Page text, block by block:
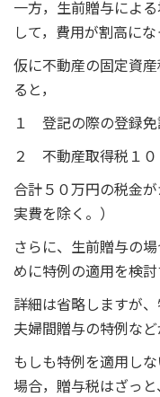
一方，生前贈与によ
して，費用が割高にな
仮に不動産の固定資
ると，
１ 登記の際の登録
２ 不動産取得税１
合計５０万円の税金
実費を除く。）
さらに、生前贈与の
めに特例の適用を検討
詳細は省略しますが
夫婦間贈与の特例など
もしも特例を適用し
場合，贈与税はざっと